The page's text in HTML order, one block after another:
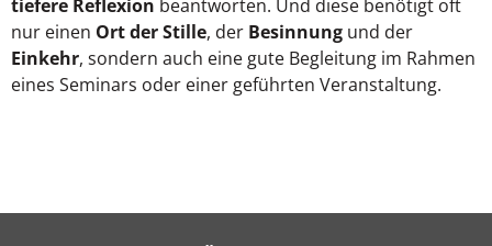
tiefere Reflexion beantworten. Und diese benötigt oft
nur einen Ort der Stille, der Besinnung und der
Einkehr, sondern auch eine gute Begleitung im Rahmen
eines Seminars oder einer geführten Veranstaltung.